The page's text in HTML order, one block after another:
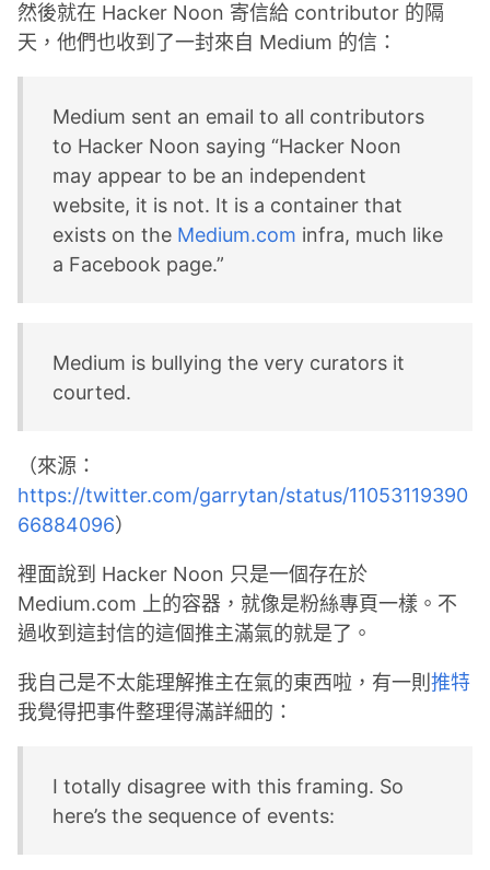
然後就在 Hacker Noon 寄信給 contributor 的隔
天，他們也收到了一封來自 Medium 的信：
Medium sent an email to all contributors
to Hacker Noon saying “Hacker Noon
may appear to be an independent
website, it is not. It is a container that
exists on the Medium.com infra, much like
a Facebook page.”
Medium is bullying the very curators it
courted.
（來源：
https://twitter.com/garrytan/status/11053119390
66884096）
裡面說到 Hacker Noon 只是一個存在於
Medium.com 上的容器，就像是粉絲專頁一樣。不
過收到這封信的這個推主滿氣的就是了。
我自己是不太能理解推主在氣的東西啦，有一則 推特
我覺得把事件整理得滿詳細的：
I totally disagree with this framing. So
here’s the sequence of events: